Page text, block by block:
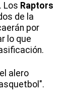
Los Raptors
de la
por
lo que
alero